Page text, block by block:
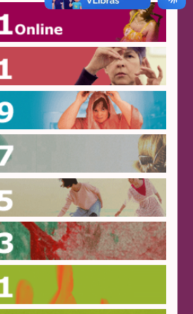
Online 2021
2021
2019
2017
2015
2013